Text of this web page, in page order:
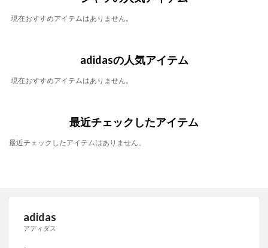
現在おすすめアイテムはありません。
adidasの人気アイテム
現在おすすめアイテムはありません。
最近チェックしたアイテム
最近チェックしたアイテムはありません。
adidas
アディダス